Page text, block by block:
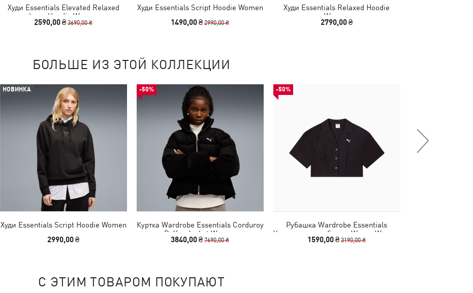
Худи Essentials Elevated Relaxed
Logo Hoodie Women
2590,00 ₴3690,00 ₴
Худи Essentials Script Hoodie Women
1490,00 ₴2990,00 ₴
Худи Essentials Relaxed Hoodie
Women
2790,00 ₴
БОЛЬШЕ ИЗ ЭТОЙ КОЛЛЕКЦИИ
НОВИНКА
Худи Essentials Script Hoodie Women
2990,00 ₴
-50%
Куртка Wardrobe Essentials Corduroy
Puffer Jacket Women
3840,00 ₴7690,00 ₴
-50%
Рубашка Wardrobe Essentials
Укороченная рубашка Woven Women
1590,00 ₴3190,00 ₴
С ЭТИМ ТОВАРОМ ПОКУПАЮТ